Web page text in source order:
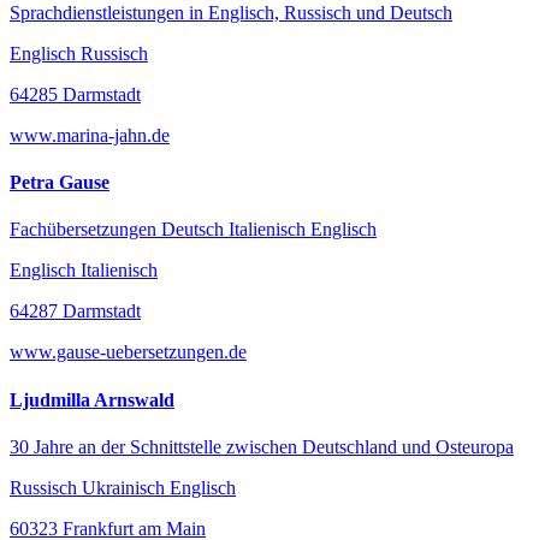
Sprachdienstleistungen in Englisch, Russisch und Deutsch
Englisch Russisch
64285 Darmstadt
www.marina-jahn.de
Petra Gause
Fachübersetzungen Deutsch Italienisch Englisch
Englisch Italienisch
64287 Darmstadt
www.gause-uebersetzungen.de
Ljudmilla Arnswald
30 Jahre an der Schnittstelle zwischen Deutschland und Osteuropa
Russisch Ukrainisch Englisch
60323 Frankfurt am Main